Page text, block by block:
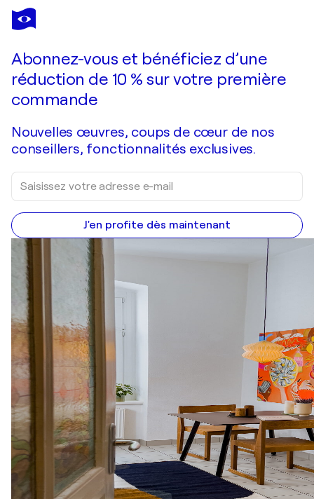
PAULINE ENDER
Freeeways In Winter
Abonnez-vous et bénéficiez d’une
réduction de 10 % sur votre première
commande
Nouvelles œuvres, coups de cœur de nos
conseillers, fonctionnalités exclusives.
J'en profite dès maintenant